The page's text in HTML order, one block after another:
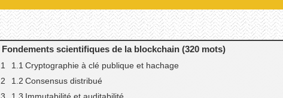
Fondements scientifiques de la blockchain (320 mots)
1.1 Cryptographie à clé publique et hachage
1.2 Consensus distribué